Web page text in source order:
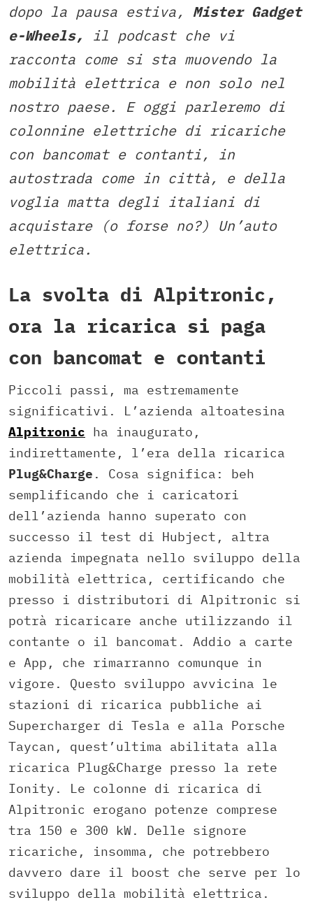
dopo la pausa estiva, Mister Gadget
e-Wheels,
il podcast che vi
racconta come si sta muovendo la
mobilità elettrica e non solo nel
nostro paese. E oggi parleremo di
colonnine elettriche di ricariche
con bancomat e contanti, in
autostrada come in città, e della
voglia matta degli italiani di
acquistare (o forse no?) Un’auto
elettrica.
La svolta di Alpitronic,
ora la ricarica si paga
con bancomat e contanti
Piccoli passi, ma estremamente
significativi. L’azienda altoatesina
Alpitronic ha inaugurato,
indirettamente, l’era della ricarica
Plug&Charge . Cosa significa: beh
semplificando che i caricatori
dell’azienda hanno superato con
successo il test di Hubject, altra
azienda impegnata nello sviluppo della
mobilità elettrica, certificando che
presso i distributori di Alpitronic si
potrà ricaricare anche utilizzando il
contante o il bancomat. Addio a carte
e App, che rimarranno comunque in
vigore. Questo sviluppo avvicina le
stazioni di ricarica pubbliche ai
Supercharger di Tesla e alla Porsche
Taycan, quest’ultima abilitata alla
ricarica Plug&Charge presso la rete
Ionity. Le colonne di ricarica di
Alpitronic erogano potenze comprese
tra 150 e 300 kW. Delle signore
ricariche, insomma, che potrebbero
davvero dare il boost che serve per lo
sviluppo della mobilità elettrica.